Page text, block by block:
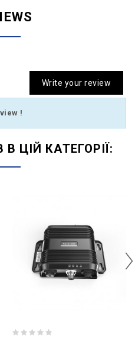
Write your review
!
ЦІЙ КАТЕГОРІЇ: